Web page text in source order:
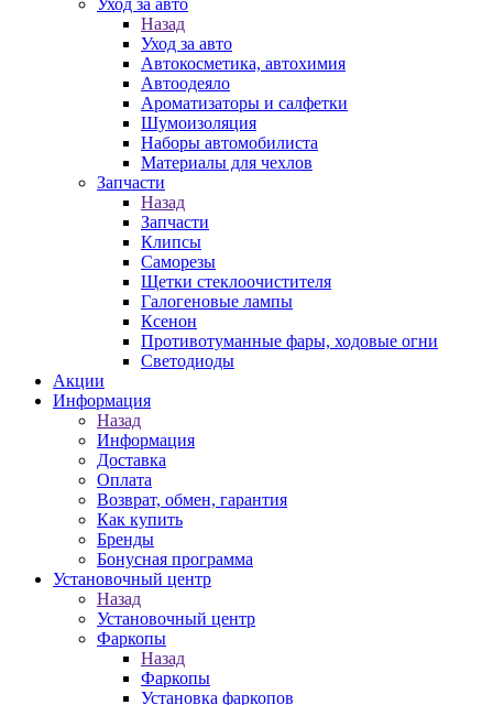
Уход за авто
Назад
Уход за авто
Автокосметика, автохимия
Автоодеяло
Ароматизаторы и салфетки
Шумоизоляция
Наборы автомобилиста
Материалы для чехлов
Запчасти
Назад
Запчасти
Клипсы
Саморезы
Щетки стеклоочистителя
Галогеновые лампы
Ксенон
Противотуманные фары, ходовые огни
Светодиоды
Акции
Информация
Назад
Информация
Доставка
Оплата
Возврат, обмен, гарантия
Как купить
Бренды
Бонусная программа
Установочный центр
Назад
Установочный центр
Фаркопы
Назад
Фаркопы
Установка фаркопов